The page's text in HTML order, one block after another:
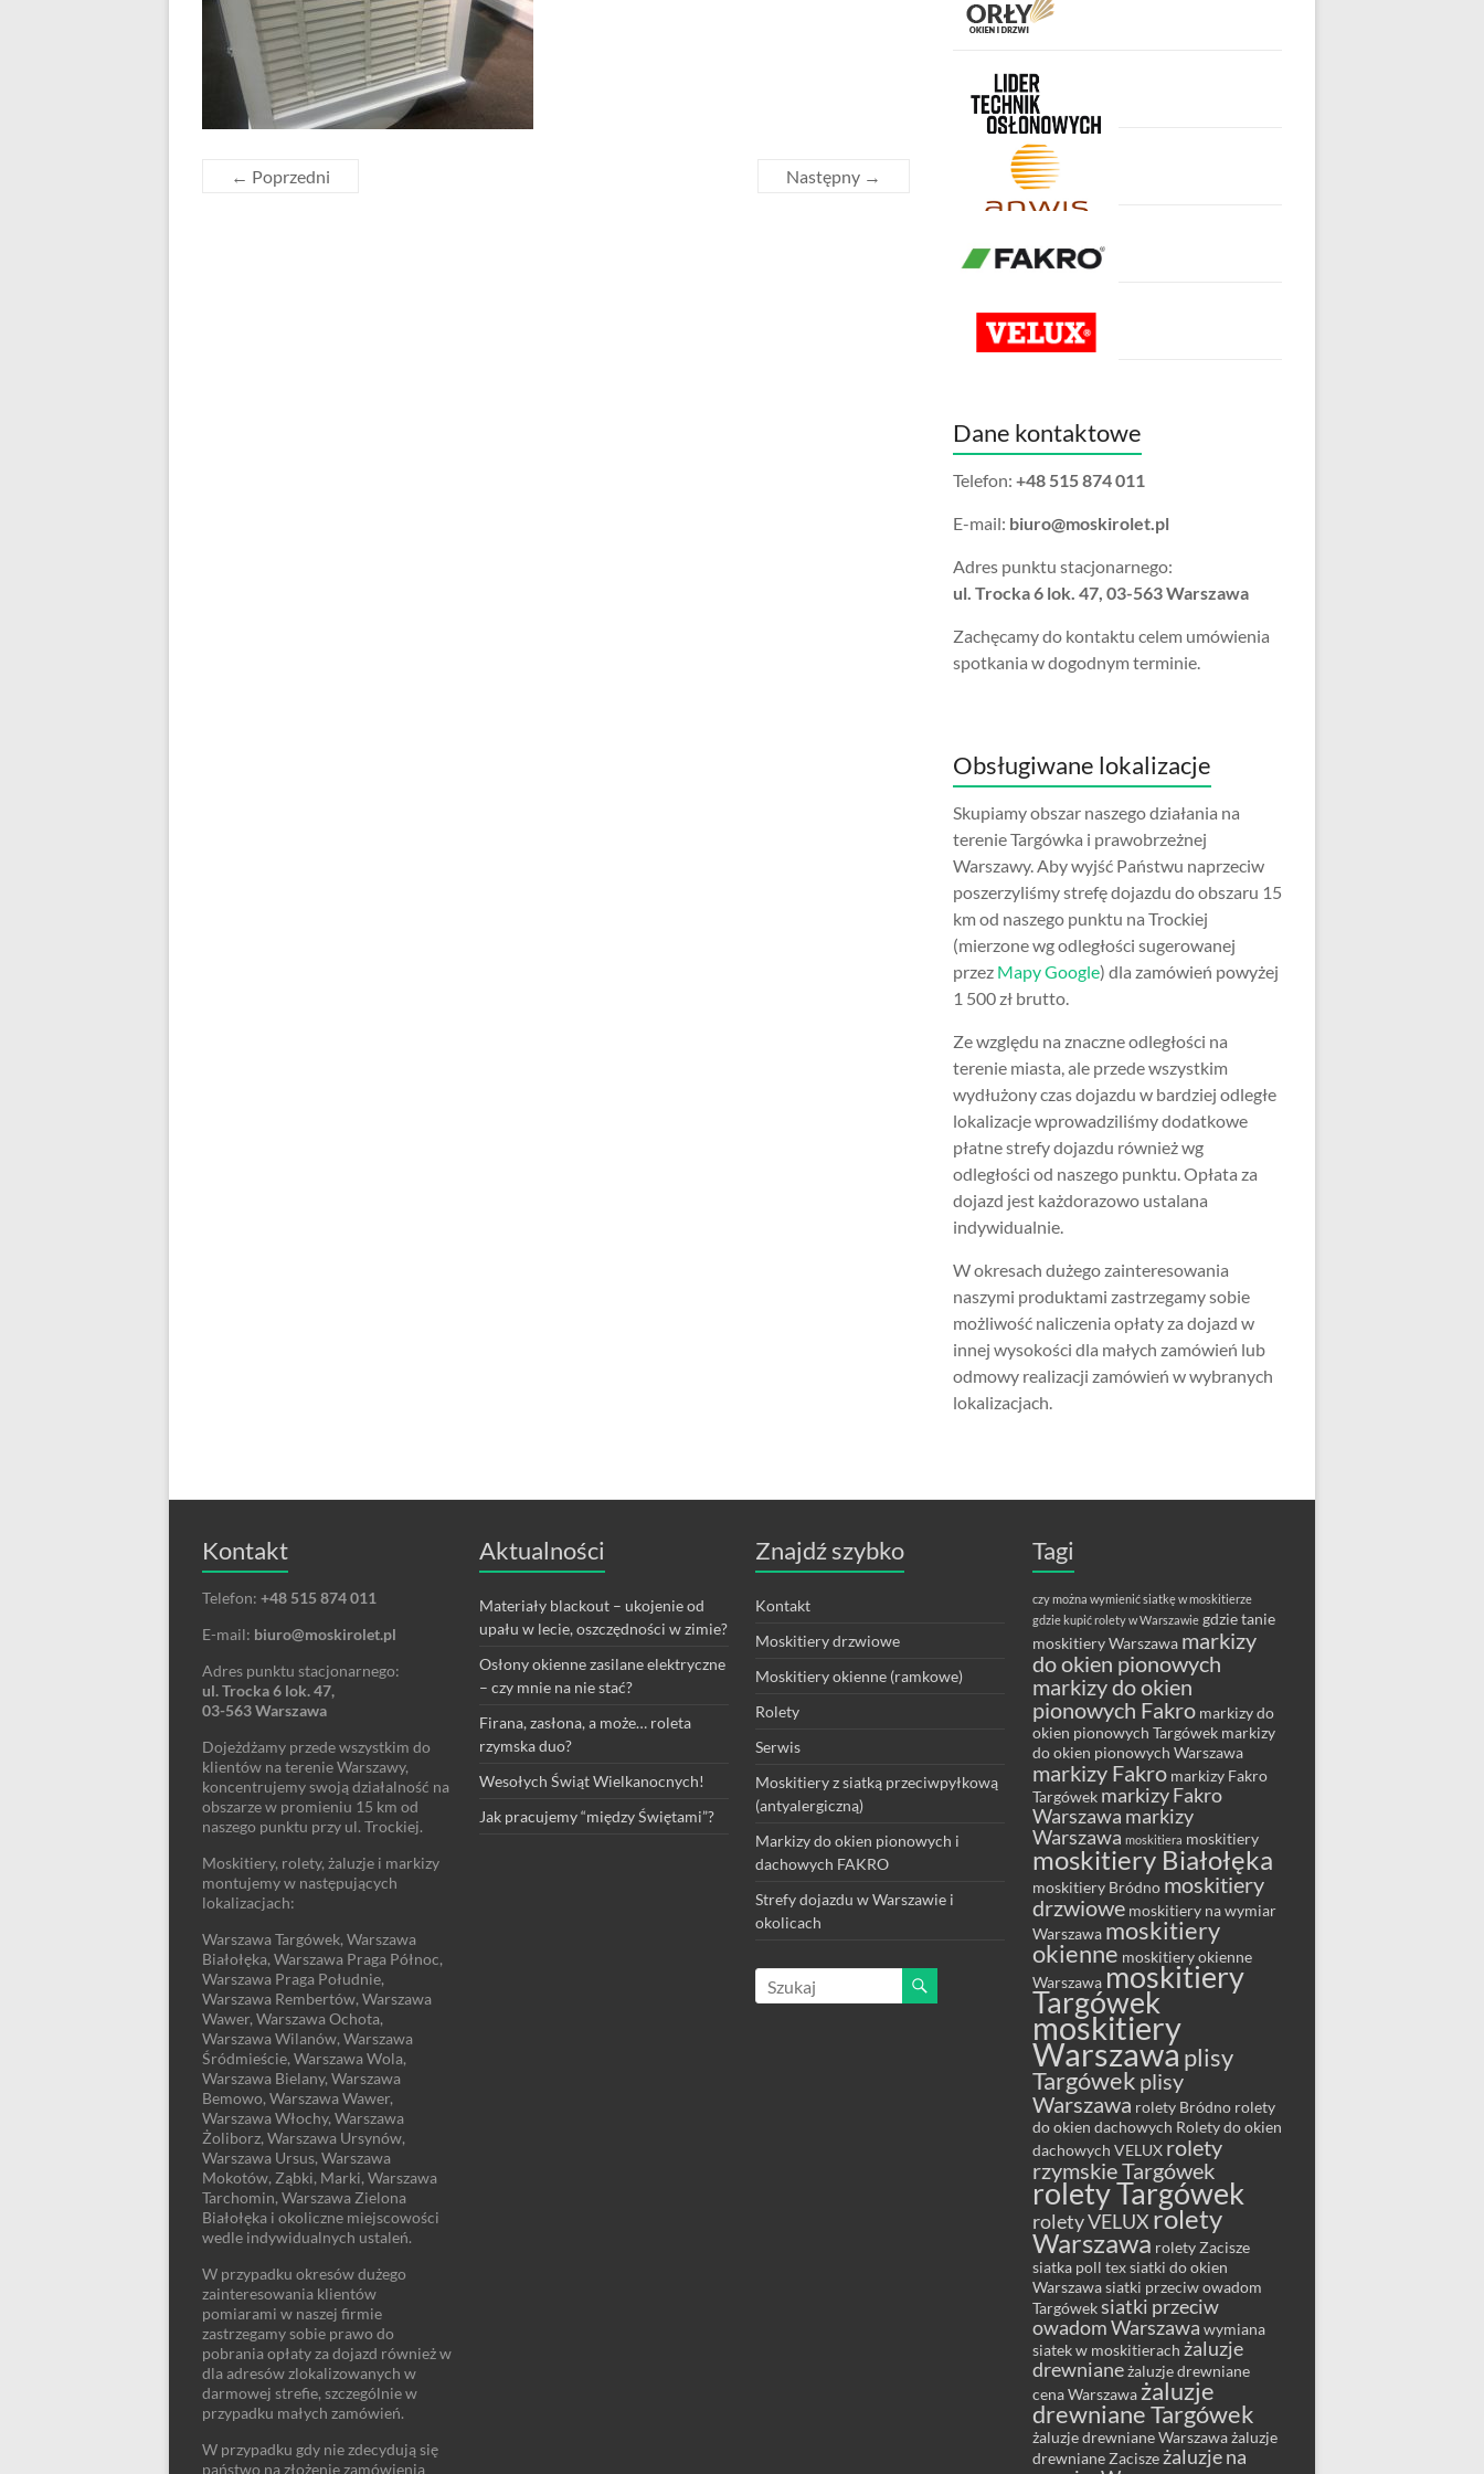
← Poprzedni Następny →
Dane kontaktowe
Telefon: +48 515 874 011
E-mail: biuro@moskirolet.pl
Adres punktu stacjonarnego:
ul. Trocka 6 lok. 47, 03-563 Warszawa
Zachęcamy do kontaktu celem umówienia
spotkania w dogodnym terminie.
Obsługiwane lokalizacje
Skupiamy obszar naszego działania na
terenie Targówka i prawobrzeżnej
Warszawy. Aby wyjść Państwu naprzeciw
poszerzyliśmy strefę dojazdu do obszaru 15
km od naszego punktu na Trockiej
(mierzone wg odległości sugerowanej
przez Mapy Google) dla zamówień powyżej
1 500 zł brutto.
Ze względu na znaczne odległości na
terenie miasta, ale przede wszystkim
wydłużony czas dojazdu w bardziej odległe
lokalizacje wprowadziliśmy dodatkowe
płatne strefy dojazdu również wg
odległości od naszego punktu. Opłata za
dojazd jest każdorazowo ustalana
indywidualnie.
W okresach dużego zainteresowania
naszymi produktami zastrzegamy sobie
możliwość naliczenia opłaty za dojazd w
innej wysokości dla małych zamówień lub
odmowy realizacji zamówień w wybranych
lokalizacjach.
Kontakt
Telefon: +48 515 874 011
E-mail: biuro@moskirolet.pl
Adres punktu stacjonarnego:
ul. Trocka 6 lok. 47,
03-563 Warszawa
Dojeżdżamy przede wszystkim do
klientów na terenie Warszawy,
koncentrujemy swoją działalność na
obszarze w promieniu 15 km od
naszego punktu przy ul. Trockiej.
Moskitiery, rolety, żaluzje i markizy
montujemy w następujących
lokalizacjach:
Warszawa Targówek, Warszawa
Białołęka, Warszawa Praga Północ,
Warszawa Praga Południe,
Warszawa Rembertów, Warszawa
Wawer, Warszawa Ochota,
Warszawa Wilanów, Warszawa
Śródmieście, Warszawa Wola,
Warszawa Bielany, Warszawa
Bemowo, Warszawa Wawer,
Warszawa Włochy, Warszawa
Żoliborz, Warszawa Ursynów,
Warszawa Ursus, Warszawa
Mokotów, Ząbki, Marki, Warszawa
Tarchomin, Warszawa Zielona
Białołęka i okoliczne miejscowości
wedle indywidualnych ustaleń.
W przypadku okresów dużego
zainteresowania klientów
pomiarami w naszej firmie
zastrzegamy sobie prawo do
pobrania opłaty za dojazd również w
dla adresów zlokalizowanych w
darmowej strefie, szczególnie w
przypadku małych zamówień.
W przypadku gdy nie zdecydują się
państwo na złożenie zamówienia
Aktualności
Materiały blackout – ukojenie od
upału w lecie, oszczędności w zimie?
Osłony okienne zasilane elektryczne
– czy mnie na nie stać?
Firana, zasłona, a może… roleta
rzymska duo?
Wesołych Świąt Wielkanocnych!
Jak pracujemy “między Świętami”?
Znajdź szybko
Kontakt
Moskitiery drzwiowe
Moskitiery okienne (ramkowe)
Rolety
Serwis
Moskitiery z siatką przeciwpyłkową
(antyalergiczną)
Markizy do okien pionowych i
dachowych FAKRO
Strefy dojazdu w Warszawie i
okolicach
Tagi
czy można wymienić siatkę w moskitierze
gdzie kupić rolety w Warszawie gdzie tanie
moskitiery Warszawa markizy
do okien pionowych
markizy do okien
pionowych Fakro markizy do
okien pionowych Targówek markizy
do okien pionowych Warszawa
markizy Fakro markizy Fakro
Targówek markizy Fakro
Warszawa markizy
Warszawa moskitiera moskitiery
moskitiery Białołęka
moskitiery Bródno moskitiery
drzwiowe moskitiery na wymiar
Warszawa moskitiery
okienne moskitiery okienne
Warszawa moskitiery
Targówek
moskitiery
Warszawa plisy
Targówek plisy
Warszawa rolety Bródno rolety
do okien dachowych Rolety do okien
dachowych VELUX rolety
rzymskie Targówek
rolety Targówek
rolety VELUX rolety
Warszawa rolety Zacisze
siatka poll tex siatki do okien
Warszawa siatki przeciw owadom
Targówek siatki przeciw
owadom Warszawa wymiana
siatek w moskitierach żaluzje
drewniane żaluzje drewniane
cena Warszawa żaluzje
drewniane Targówek
żaluzje drewniane Warszawa żaluzje
drewniane Zacisze żaluzje na